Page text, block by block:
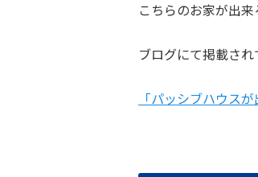
こちらのお家が出来
ブログにて掲載され
「パッシブハウス